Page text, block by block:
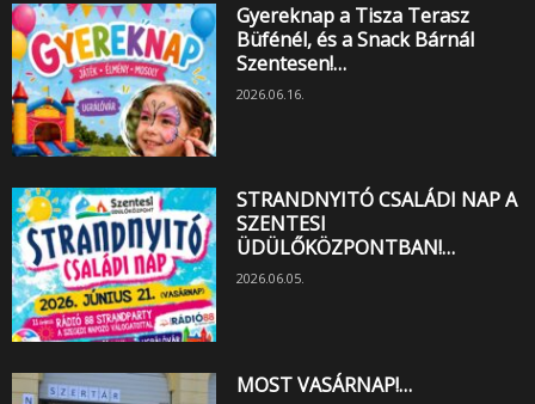
Gyereknap a Tisza Terasz
Büfénél, és a Snack Bárnál
Szentesen!…
2026.06.16.
STRANDNYITÓ CSALÁDI NAP A
SZENTESI
ÜDÜLŐKÖZPONTBAN!…
2026.06.05.
MOST VASÁRNAP!…